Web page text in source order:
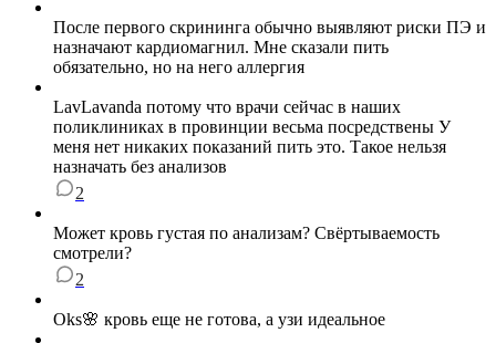
После первого скрининга обычно выявляют риски ПЭ и
назначают кардиомагнил. Мне сказали пить
обязательно, но на него аллергия
LavLavanda потому что врачи сейчас в наших
поликлиниках в провинции весьма посредствены У
меня нет никаких показаний пить это. Такое нельзя
назначать без анализов
2
Может кровь густая по анализам? Свёртываемость
смотрели?
2
Oks🌸 кровь еще не готова, а узи идеальное